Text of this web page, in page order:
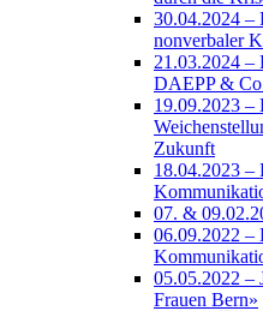
30.04.2024 –
nonverbaler
21.03.2024
DAEPP &
19.09.2023 –
Zukunft
18.04.2023 –
07. &
06.09.2022 –
05.05.2022 –
Frauen Bern»